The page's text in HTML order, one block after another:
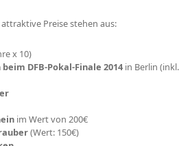
Preise stehen aus:
x 10)
DFB-Pokal-Finale 2014 in Berlin (inkl.
im Wert von 200€
(Wert: 150€)